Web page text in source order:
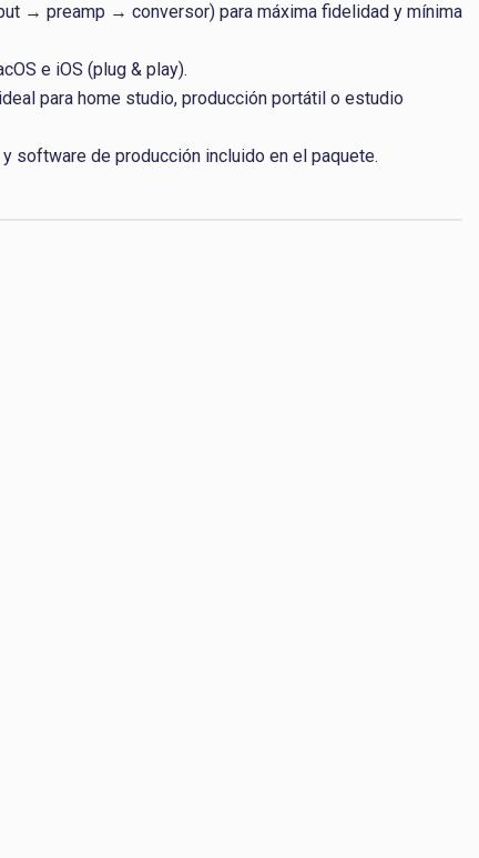
→ preamp → conversor) para máxima fidelidad y mínima
e iOS (plug & play).
para home studio, producción portátil o estudio
software de producción incluido en el paquete.